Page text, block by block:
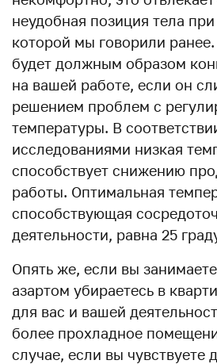
неудобная позиция тела
которой мы говорили
будет должным образом
на вашей работе, если он
решением проблем с
температуры. В
исследованиями низкая
способствует снижению
работы. Оптимальная
способствующая
деятельности, равна 25
Опять же, если вы
азартом убираетесь в
для вас и вашей
более прохладное
случае, если вы чувствуете